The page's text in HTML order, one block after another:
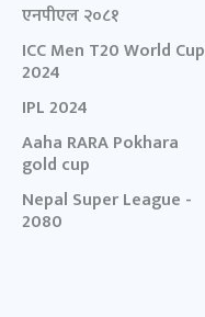
एनपीएल २०८१
ICC Men T20 World Cup
2024
IPL 2024
Aaha RARA Pokhara
gold cup
Nepal Super League -
2080